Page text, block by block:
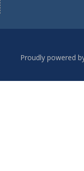
Proudly powered